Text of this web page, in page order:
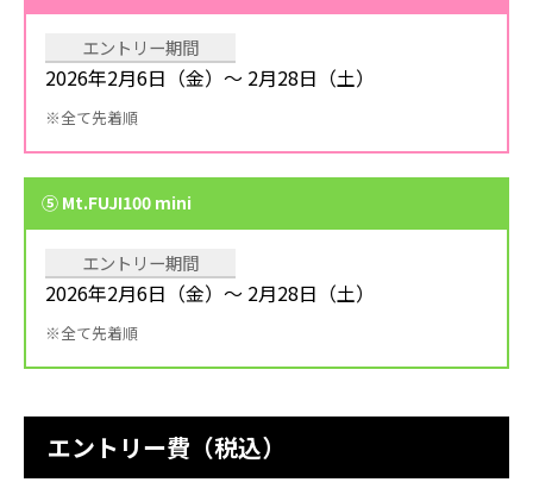
エントリー期間
2026年2月6日（金）～ 2月28日（土）
※全て先着順
⑤ Mt.FUJI100 mini
エントリー期間
2026年2月6日（金）～ 2月28日（土）
※全て先着順
エントリー費（税込）